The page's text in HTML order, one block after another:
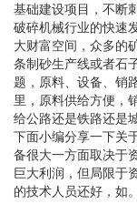
基础建设项目，不断
破碎机械行业的快速
大财富空间，众多的
条制砂生产线或者石
题，原料、设备、销
里，原料供给方便，
给公路还是铁路还是
下面小编分享一下关
备很大一方面取决于
巨大利润，但局限于
的技术人员还好，如。